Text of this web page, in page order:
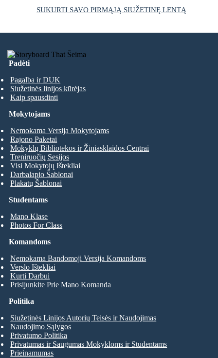
SUKURTI SAVO PIRMĄJĄ SIUŽETINĘ LENTĄ
Padėti
Pagalba ir DUK
Siužetinės linijos kūrėjas
Kaip spausdinti
Studentams
Mano Klase
Photos For Class
Mokytojams
Nemokama Versija Mokytojams
Rajono Paketai
Mokyklų Bibliotekos ir Žiniasklaidos Centrai
Treniruočių Sesijos
Visi Mokytojų Ištekliai
Darbalapio Šablonai
Plakatų Šablonai
Komandoms
Nemokama Bandomoji Versija Komandoms
Verslo Ištekliai
Kurti Darbui
Prisijunkite Prie Mano Komanda
Politika
Siužetinės Linijos Autorių Teisės ir Naudojimas
Naudojimo Sąlygos
Privatumo Politika
Privatumas ir Saugumas Mokykloms ir Studentams
Prieinamumas